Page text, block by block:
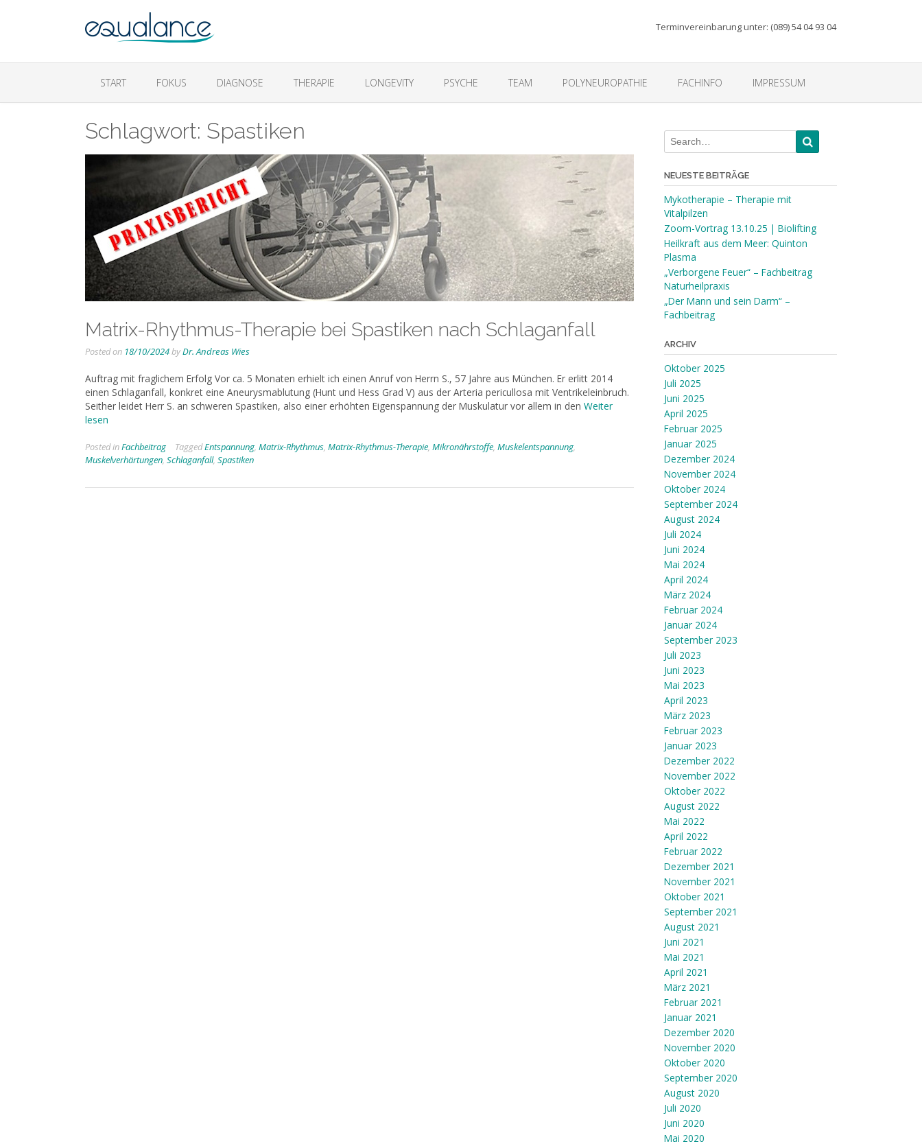
Terminvereinbarung unter: (089) 54 04 93 04
START FOKUS DIAGNOSE THERAPIE LONGEVITY PSYCHE TEAM POLYNEUROPATHIE FACHINFO IMPRESSUM
Schlagwort: Spastiken
Matrix-Rhythmus-Therapie bei Spastiken nach Schlaganfall
Posted on 18/10/2024byDr. Andreas Wies
Auftrag mit fraglichem Erfolg Vor ca. 5 Monaten erhielt ich einen Anruf von Herrn S., 57 Jahre aus München. Er erlitt 2014
einen Schlaganfall, konkret eine Aneurysmablutung (Hunt und Hess Grad V) aus der Arteria pericullosa mit Ventrikeleinbruch.
Seither leidet Herr S. an schweren Spastiken, also einer erhöhten Eigenspannung der Muskulatur vor allem in den Weiter
lesen
Posted inFachbeitrag TaggedEntspannung, Matrix-Rhythmus, Matrix-Rhythmus-Therapie, Mikronährstoffe, Muskelentspannung,
Muskelverhärtungen, Schlaganfall, Spastiken
NEUESTE BEITRÄGE
Mykotherapie – Therapie mit
Vitalpilzen
Zoom-Vortrag 13.10.25 | Biolifting
Heilkraft aus dem Meer: Quinton
Plasma
„Verborgene Feuer“ – Fachbeitrag
Naturheilpraxis
„Der Mann und sein Darm“ –
Fachbeitrag
ARCHIV
Oktober 2025
Juli 2025
Juni 2025
April 2025
Februar 2025
Januar 2025
Dezember 2024
November 2024
Oktober 2024
September 2024
August 2024
Juli 2024
Juni 2024
Mai 2024
April 2024
März 2024
Februar 2024
Januar 2024
September 2023
Juli 2023
Juni 2023
Mai 2023
April 2023
März 2023
Februar 2023
Januar 2023
Dezember 2022
November 2022
Oktober 2022
August 2022
Mai 2022
April 2022
Februar 2022
Dezember 2021
November 2021
Oktober 2021
September 2021
August 2021
Juni 2021
Mai 2021
April 2021
März 2021
Februar 2021
Januar 2021
Dezember 2020
November 2020
Oktober 2020
September 2020
August 2020
Juli 2020
Juni 2020
Mai 2020